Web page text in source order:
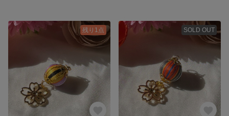
残り1点 SOLD OUT